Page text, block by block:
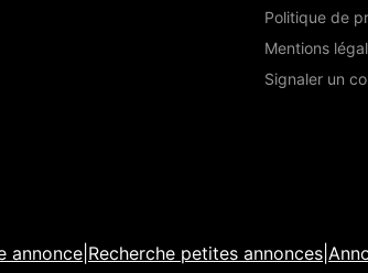
Politique de
Mentions
Signaler un
annonce Recherche petites annonces